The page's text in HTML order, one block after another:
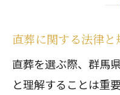
直葬に関する法律
直葬を選ぶ際、群馬
と理解することは重